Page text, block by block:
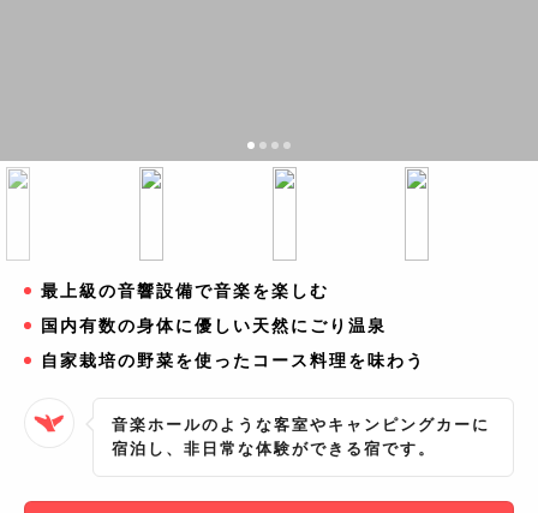
最上級の音響設備で音楽を楽しむ
国内有数の身体に優しい天然にごり温泉
自家栽培の野菜を使ったコース料理を味わう
音楽ホールのような客室やキャンピングカーに
宿泊し、非日常な体験ができる宿です。